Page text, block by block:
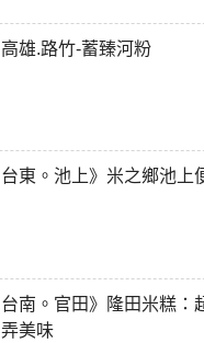
高雄.路竹-蓄臻河粉
台東。池上》米之鄉池上
台南。官田》隆田米糕：
弄美味